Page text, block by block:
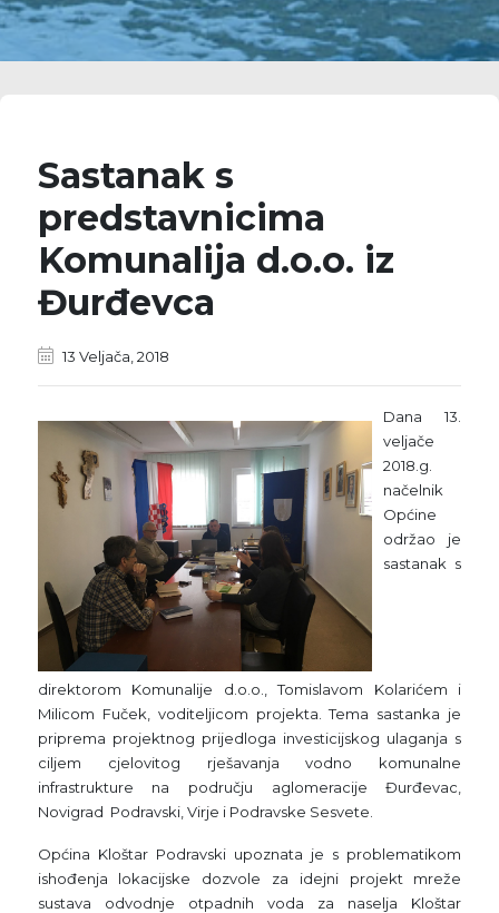
Sastanak s
predstavnicima
Komunalija d.o.o. iz
Đurđevca
13 Veljača, 2018
Dana 13.
veljače
2018.g.
načelnik
Općine
održao je
sastanak s
direktorom Komunalije d.o.o., Tomislavom Kolarićem i
Milicom Fuček, voditeljicom projekta. Tema sastanka je
priprema projektnog prijedloga investicijskog ulaganja s
ciljem cjelovitog rješavanja vodno komunalne
infrastrukture na području aglomeracije Đurđevac,
Novigrad Podravski, Virje i Podravske Sesvete.
Općina Kloštar Podravski upoznata je s problematikom
ishođenja lokacijske dozvole za idejni projekt mreže
sustava odvodnje otpadnih voda za naselja Kloštar